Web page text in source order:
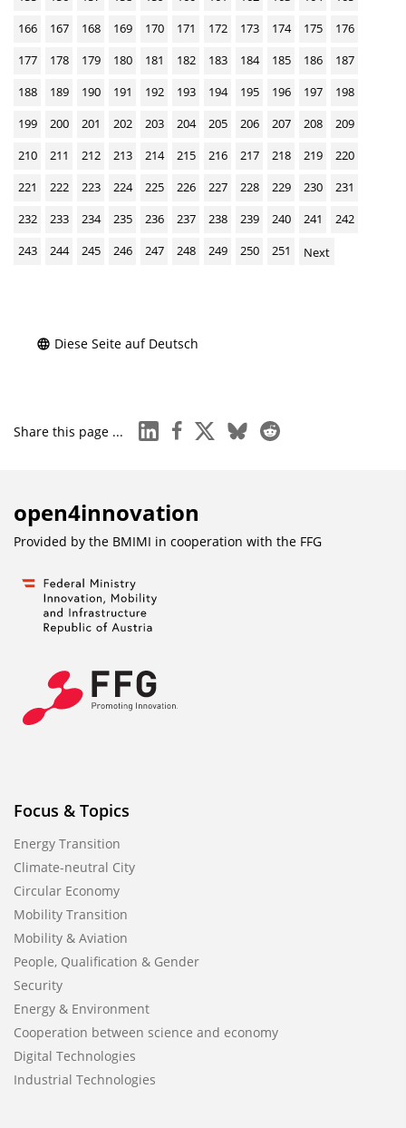
166
167 168 169 170 171 172 173 174 175
176
177
178 179 180 181 182 183 184 185 186
187
188
189 190 191 192 193 194 195 196 197
198
199
200 201 202 203 204 205 206 207 208
209
210
211 212 213 214 215 216 217 218 219
220
221
222 223 224 225 226 227 228 229 230
231
232
233 234 235 236 237 238 239 240 241
242
243
244 245 246 247 248 249 250 251 Next
Diese Seite auf Deutsch
Share this page ... linkedinfacebook
x blueskyreddit
open4innovation
Provided by the BMIMI in cooperation with the FFG
Focus & Topics
Energy Transition
Climate-neutral City
Circular Economy
Mobility Transition
Mobility & Aviation
People, Qualification & Gender
Security
Energy & Environment
Cooperation between science and economy
Digital Technologies
Industrial Technologies